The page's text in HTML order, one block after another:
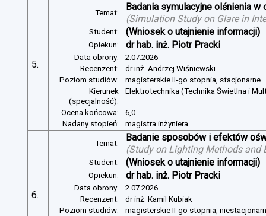
5.
Temat:
Badania symulacyjne olśnienia
(Simulation Study on Glare in
Student: (Wniosek o utajnienie informacji)
Opiekun: dr hab. inż. Piotr Pracki
Data obrony:
2.07.2026
Recenzent:
dr inż. Andrzej Wiśniewski
Poziom studiów:
magisterskie II-go stopnia, stacjonarne
Kierunek
(specjalność):
Elektrotechnika (Technika Świetlna i
Ocena końcowa:
6,0
Nadany stopień:
magistra inżyniera
6.
Temat:
Badanie sposobów i efektów
(Study on Lighting Methods and
Student: (Wniosek o utajnienie informacji)
Opiekun: dr hab. inż. Piotr Pracki
Data obrony:
2.07.2026
Recenzent:
dr inż. Kamil Kubiak
Poziom studiów:
magisterskie II-go stopnia,